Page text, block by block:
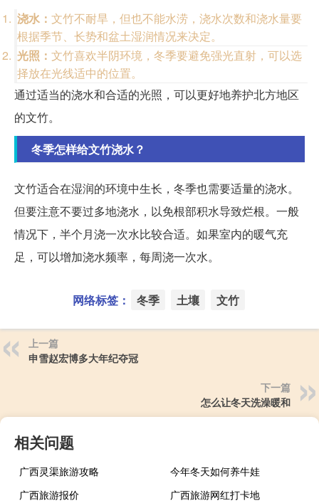
浇水： 文竹不耐旱，但也不能水涝，浇水次数和浇水量要
根据季节、长势和盆土湿润情况来决定。
光照： 文竹喜欢半阴环境，冬季要避免强光直射，可以选
择放在光线适中的位置。
通过适当的浇水和合适的光照，可以更好地养护北方地区
的文竹。
冬季怎样给文竹浇水？
文竹适合在湿润的环境中生长，冬季也需要适量的浇水。
但要注意不要过多地浇水，以免根部积水导致烂根。一般
情况下，半个月浇一次水比较合适。如果室内的暖气充
足，可以增加浇水频率，每周浇一次水。
网络标签： 冬季 土壤 文竹
上一篇
申雪赵宏博多大年纪夺冠
下一篇
怎么让冬天洗澡暖和
相关问题
广西灵渠旅游攻略
今年冬天如何养牛娃
广西旅游报价
广西旅游网红打卡地